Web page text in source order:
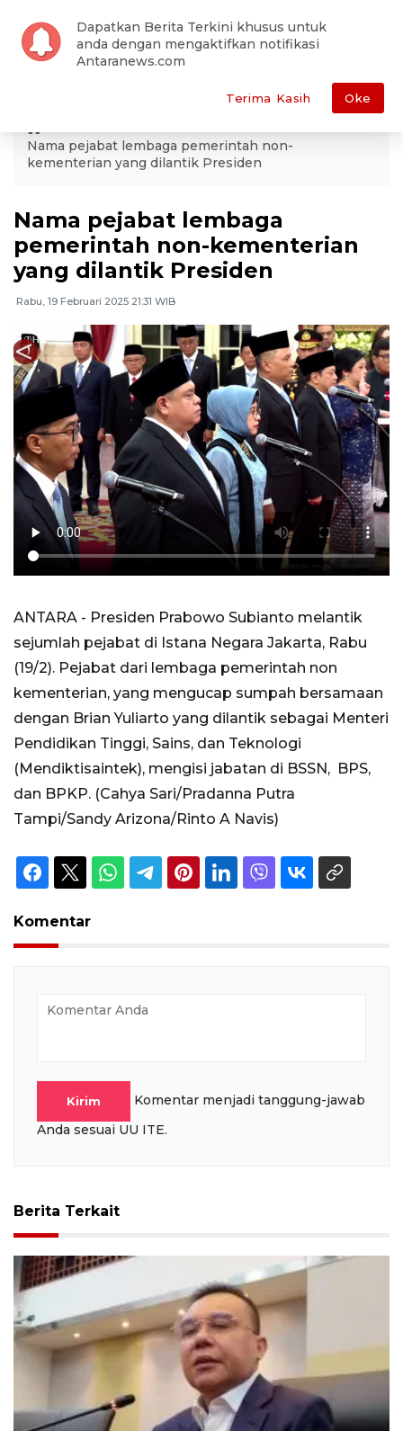
Nama pejabat lembaga pemerintah non-
kementerian yang dilantik Presiden
Nama pejabat lembaga
pemerintah non-kementerian
yang dilantik Presiden
Rabu, 19 Februari 2025 21:31 WIB
ANTARA - Presiden Prabowo Subianto melantik
sejumlah pejabat di Istana Negara Jakarta, Rabu
(19/2). Pejabat dari lembaga pemerintah non
kementerian, yang mengucap sumpah bersamaan
dengan Brian Yuliarto yang dilantik sebagai Menteri
Pendidikan Tinggi, Sains, dan Teknologi
(Mendiktisaintek), mengisi jabatan di BSSN, BPS,
dan BPKP. (Cahya Sari/Pradanna Putra
Tampi/Sandy Arizona/Rinto A Navis)
Komentar
Kirim
Komentar menjadi tanggung-jawab
Anda sesuai UU ITE.
Berita Terkait
Dapatkan Berita Terkini khusus untuk
anda dengan mengaktifkan notifikasi
Antaranews.com
Oke
Terima Kasih